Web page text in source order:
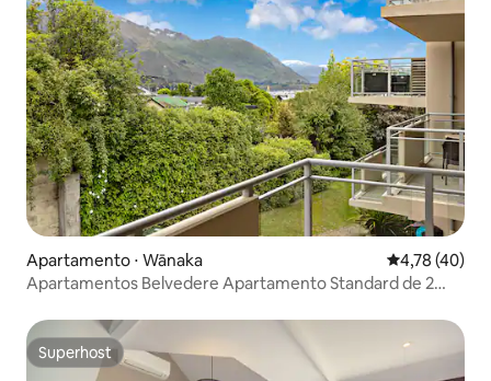
Apartamento ⋅ Wānaka 4,78 de uma
4,78 (40)
Apartamentos Belvedere Apartamento Standard de 2
Superhost
Superhost